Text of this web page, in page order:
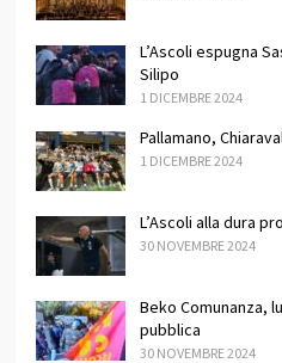
L’Ascoli espugna
Silipo
1 DICEMBRE 2024
Pallamano,
1 DICEMBRE 2024
L’Ascoli alla dura
30 NOVEMBRE 2024
Beko Comunanza,
pubblica
30 NOVEMBRE 2024